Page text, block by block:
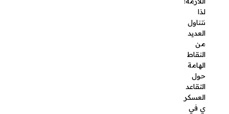
بما في
ذلك
الشروط
الخاصة
بالتقاعد
المبكر،
وكيفية
تقديمه،
والمستندا